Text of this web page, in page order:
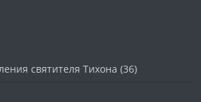
святителя Тихона (36)